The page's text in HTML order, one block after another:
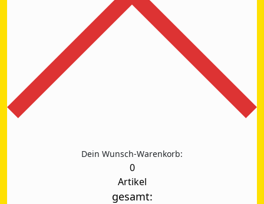
Dein Wunsch-Warenkorb:
0
Artikel
gesamt: